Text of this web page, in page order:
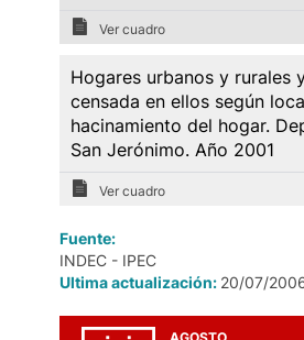
Ver cuadro
Hogares urbanos y rurales
censada en ellos según
hacinamiento del hogar.
San Jerónimo. Año 2001
Ver cuadro
Fuente:
INDEC - IPEC
Ultima actualización: 20/07/